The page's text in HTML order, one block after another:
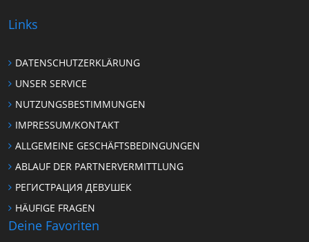
Links
DATENSCHUTZERKLÄRUNG
UNSER SERVICE
NUTZUNGSBESTIMMUNGEN
IMPRESSUM/KONTAKT
ALLGEMEINE GESCHÄFTSBEDINGUNGEN
ABLAUF DER PARTNERVERMITTLUNG
РЕГИСТРАЦИЯ ДЕВУШЕК
HÄUFIGE FRAGEN
Deine Favoriten